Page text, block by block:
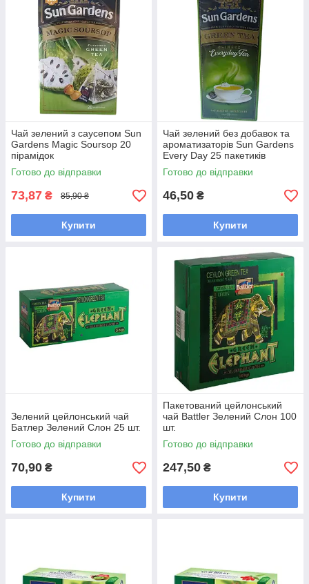
Чай зелений з саусепом Sun
Gardens Magic Soursop 20
пірамідок
Готово до відправки
73,87 ₴ 85,90 ₴
Купити
Чай зелений без добавок та
ароматизаторів Sun Gardens
Every Day 25 пакетиків
Готово до відправки
46,50 ₴
Купити
Зелений цейлонський чай
Батлер Зелений Слон 25 шт.
Готово до відправки
70,90 ₴
Купити
Пакетований цейлонський
чай Battler Зелений Слон 100
шт.
Готово до відправки
247,50 ₴
Купити